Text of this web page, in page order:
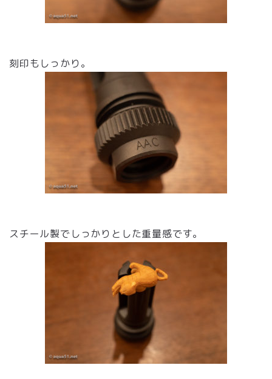
刻印もしっかり。
スチール製でしっかりとした重量感です。